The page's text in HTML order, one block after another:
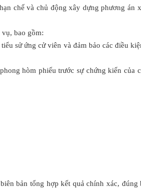
chế và chủ động xây dựng phương án
bao gồm:
sử ứng cử viên và đảm bảo các điều
hòm phiếu trước sự chứng kiến của
bản tổng hợp kết quả chính xác, đúng